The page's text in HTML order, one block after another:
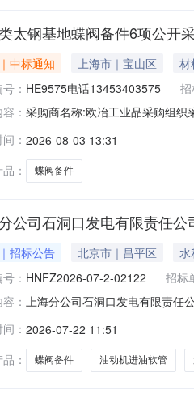
太钢基地蝶阀备件6项公开
中标通知 上海市｜宝山区 材
： HE9575电话13453403575 招
： 采购商名称:欧冶工业品采购组
： 2026-08-03 13:31
：
蝶阀备件
分公司石洞口发电有限责任
招标公告 北京市｜昌平区
： HNFZ2026-07-2-02122 招标
： 上海分公司石洞口发电有限责
况上海分公司石洞口发电有限责
称、规格型
： 2026-07-22 11:51
：
蝶阀备件 油动机进油软管